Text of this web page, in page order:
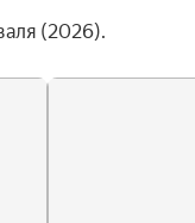
(2026).